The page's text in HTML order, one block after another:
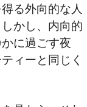
る外向的な人
かし、内向的
に過ごす夜
ィーと同じく